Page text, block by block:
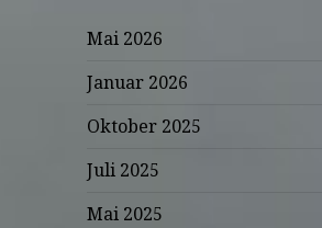
Mai 2026
Januar 2026
Oktober 2025
Juli 2025
Mai 2025